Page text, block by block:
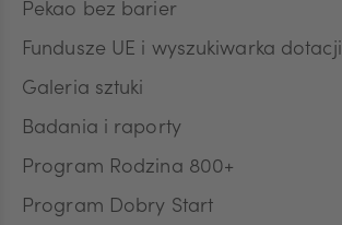
CZK
Pekao bez barier
Fundusze UE i wyszukiwarka dotacji
Galeria sztuki
Badania i raporty
Program Rodzina 800+
Program Dobry Start